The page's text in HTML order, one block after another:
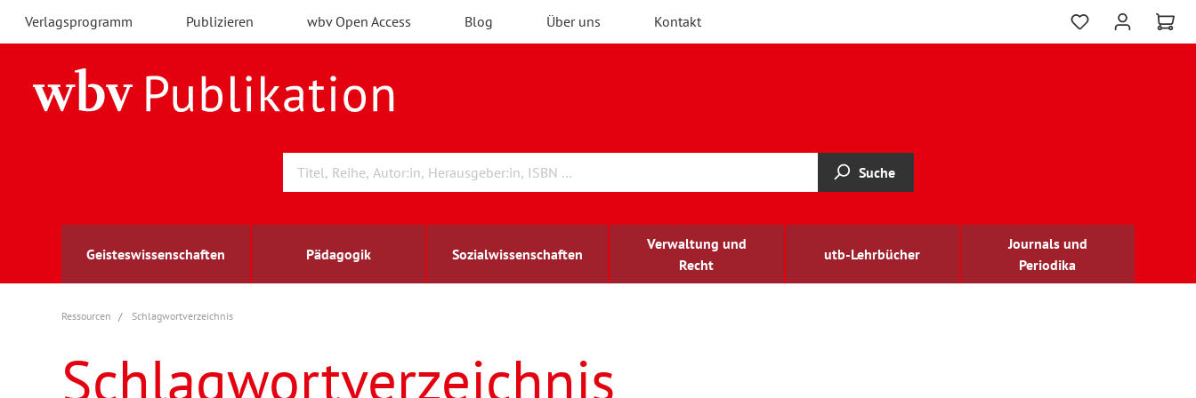
Verlagsprogramm Publizieren wbv Open Access Blog Über uns Kontakt
Suche
Geisteswissenschaften Pädagogik Sozialwissenschaften
Verwaltung und
Recht
utb-Lehrbücher
Journals und
Periodika
Archäologie
Berufs- und Wirtschaftspädagogik
Arbeitsmarktforschung
Außenwirtschaft
berufsbildung
Ressourcen Schlagwortverzeichnis
Schlagwortverzeichnis